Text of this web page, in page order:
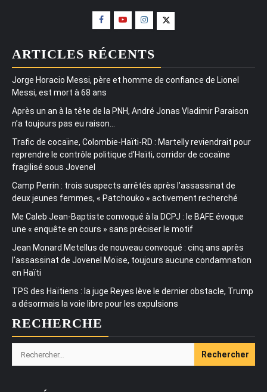
ARTICLES RÉCENTS
Jorge Horacio Messi, père et homme de confiance de Lionel
Messi, est mort à 68 ans
Après un an à la tête de la PNH, André Jonas Vladimir Paraison
n’a toujours pas eu raison…
Trafic de cocaïne, Colombie-Haïti-RD : Martelly reviendrait pour
reprendre le contrôle politique d’Haïti, corridor de cocaïne
fragilisé sous Jovenel
Camp Perrin : trois suspects arrêtés après l’assassinat de
deux jeunes femmes, « Patchouko » activement recherché
Me Caleb Jean-Baptiste convoqué à la DCPJ : le BAFE évoque
une « enquête en cours » sans préciser le motif
Jean Monard Metellus de nouveau convoqué : cinq ans après
l’assassinat de Jovenel Moïse, toujours aucune condamnation
en Haïti
TPS des Haïtiens : la juge Reyes lève le dernier obstacle, Trump
a désormais la voie libre pour les expulsions
RECHERCHE
Rechercher :